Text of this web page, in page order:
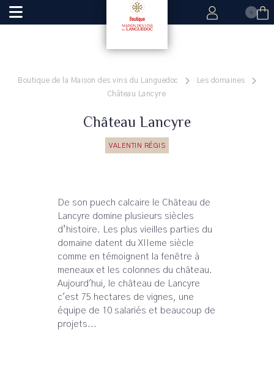
0
Boutique de la Maison des vins du Languedoc
Les domaines
Château Lancyre
Château Lancyre
VALENTIN RÉGIS
De son puech calcaire le Château de
Lancyre domine plusieurs siècles
d’histoire. Les plus vieilles parties du
domaine datent du XIIeme siècle
comme en témoignent la fenêtre à
meneaux et les colonnes du château.
Aujourd'hui, le château de Lancyre
c'est 75 hectares de vignes, une
équipe de 10 salariés et beaucoup de
projets...